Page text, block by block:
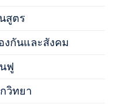
สูตร
งกันและสังคม
ฟู
วิทยา